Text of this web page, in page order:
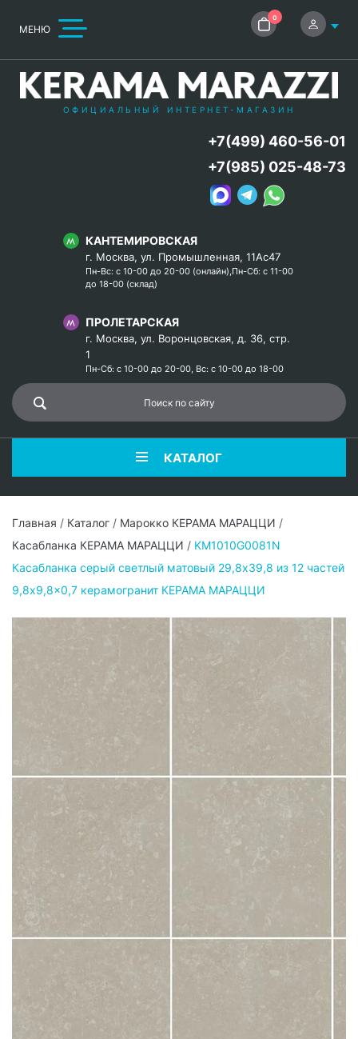
МЕНЮ
0
ОФИЦИАЛЬНЫЙ ИНТЕРНЕТ-МАГАЗИН
КАНТЕМИРОВСКАЯ
г. Москва, ул. Промышленная, 11Ас47
Пн-Вс: с 10-00 до 20-00 (онлайн),Пн-Сб: с 11-00
до 18-00 (склад)
ПРОЛЕТАРСКАЯ
г. Москва, ул. Воронцовская, д. 36, стр.
1
Пн-Сб: с 10-00 до 20-00, Вс: с 10-00 до 18-00
+7(499) 460-56-01
+7(985) 025-48-73
КАТАЛОГ
Главная / Каталог / Марокко КЕРАМА МАРАЦЦИ /
Касабланка КЕРАМА МАРАЦЦИ / KM1010G0081N
Касабланка серый светлый матовый 29,8х39,8 из 12 частей
9,8x9,8x0,7 керамогранит КЕРАМА МАРАЦЦИ